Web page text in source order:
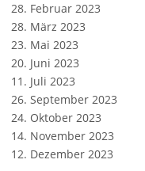
28. Februar 2023
28. März 2023
23. Mai 2023
20. Juni 2023
11. Juli 2023
26. September 2023
24. Oktober 2023
14. November 2023
12. Dezember 2023